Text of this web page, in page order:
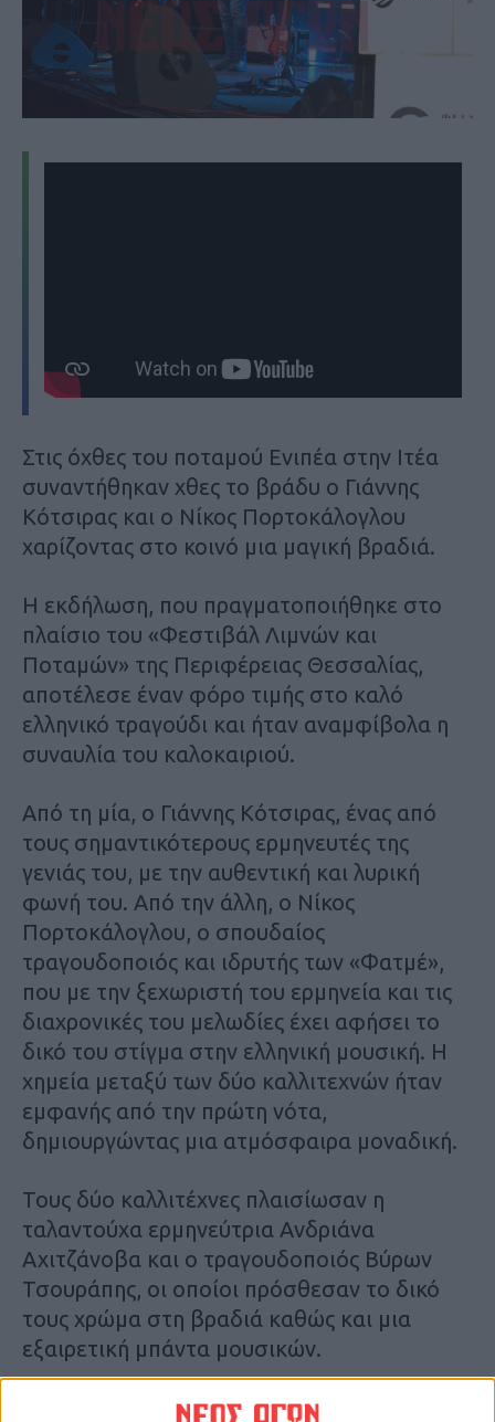
Στις όχθες του ποταμού Ενιπέα στην Ιτέα
συναντήθηκαν χθες το βράδυ ο Γιάννης
Κότσιρας και ο Νίκος Πορτοκάλογλου
χαρίζοντας στο κοινό μια μαγική βραδιά.
Η εκδήλωση, που πραγματοποιήθηκε στο
πλαίσιο του «Φεστιβάλ Λιμνών και
Ποταμών» της Περιφέρειας Θεσσαλίας,
αποτέλεσε έναν φόρο τιμής στο καλό
ελληνικό τραγούδι και ήταν αναμφίβολα η
συναυλία του καλοκαιριού.
Από τη μία, ο Γιάννης Κότσιρας, ένας από
τους σημαντικότερους ερμηνευτές της
γενιάς του, με την αυθεντική και λυρική
φωνή του. Από την άλλη, ο Νίκος
Πορτοκάλογλου, ο σπουδαίος
τραγουδοποιός και ιδρυτής των «Φατμέ»,
που με την ξεχωριστή του ερμηνεία και τις
διαχρονικές του μελωδίες έχει αφήσει το
δικό του στίγμα στην ελληνική μουσική. Η
χημεία μεταξύ των δύο καλλιτεχνών ήταν
εμφανής από την πρώτη νότα,
δημιουργώντας μια ατμόσφαιρα μοναδική.
Τους δύο καλλιτέχνες πλαισίωσαν η
ταλαντούχα ερμηνεύτρια Ανδριάνα
Αχιτζάνοβα και ο τραγουδοποιός Βύρων
Τσουράπης, οι οποίοι πρόσθεσαν το δικό
τους χρώμα στη βραδιά καθώς και μια
εξαιρετική μπάντα μουσικών.
Χιλιάδες άνθρωποι όλων των ηλικιών από